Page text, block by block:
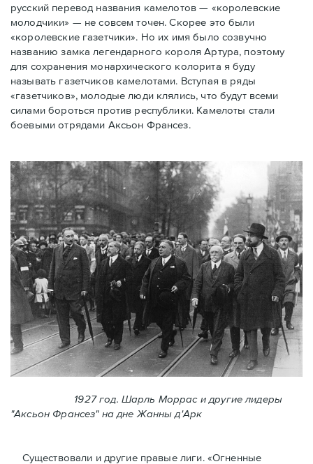
русский перевод названия камелотов — «королевские
молодчики» — не совсем точен. Скорее это были
«королевские газетчики». Но их имя было созвучно
названию замка легендарного короля Артура, поэтому
для сохранения монархического колорита я буду
называть газетчиков камелотами. Вступая в ряды
«газетчиков», молодые люди клялись, что будут всеми
силами бороться против республики. Камелоты стали
боевыми отрядами Аксьон Франсез.
1927 год. Шарль Моррас и другие лидеры
"Аксьон Франсез" на дне Жанны д'Арк
Существовали и другие правые лиги. «Огненные